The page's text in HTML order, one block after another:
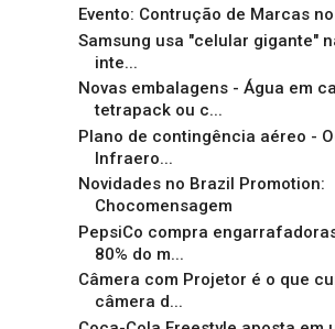
Evento: Contrução de Marcas
Samsung usa "celular gigante"
inte...
Novas embalagens - Água em
tetrapack ou c...
Plano de contingência aéreo -
Infraero...
Novidades no Brazil Promotion:
Chocomensagem
PepsiCo compra
80% do m...
Câmera com Projetor é o que
câmera d...